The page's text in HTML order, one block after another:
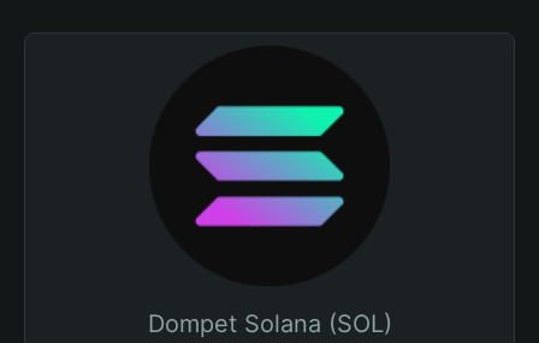
Dompet Solana (SOL)